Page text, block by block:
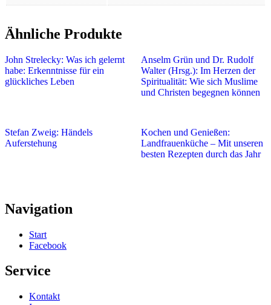
Ähnliche Produkte
John Strelecky: Was ich gelernt
habe: Erkenntnisse für ein
glückliches Leben
Anselm Grün und Dr. Rudolf
Walter (Hrsg.): Im Herzen der
Spiritualität: Wie sich Muslime
und Christen begegnen können
Stefan Zweig: Händels
Auferstehung
Kochen und Genießen:
Landfrauenküche – Mit unseren
besten Rezepten durch das Jahr
Navigation
Start
Facebook
Service
Kontakt